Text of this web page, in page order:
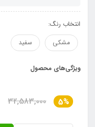
انتخاب رنگ:
مشکی
سفید
ویژگی‌های محصول
5%
32,583,000